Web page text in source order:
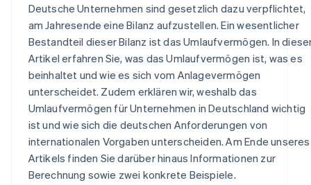
Deutsche Unternehmen sind gesetzlich dazu verpflichtet,
am Jahresende eine Bilanz aufzustellen. Ein wesentlicher
Bestandteil dieser Bilanz ist das Umlaufvermögen. In
Artikel erfahren Sie, was das Umlaufvermögen ist, was es
beinhaltet und wie es sich vom Anlagevermögen
unterscheidet. Zudem erklären wir, weshalb das
Umlaufvermögen für Unternehmen in Deutschland wichtig
ist und wie sich die deutschen Anforderungen von
internationalen Vorgaben unterscheiden. Am Ende unseres
Artikels finden Sie darüber hinaus Informationen zur
Berechnung sowie zwei konkrete Beispiele.